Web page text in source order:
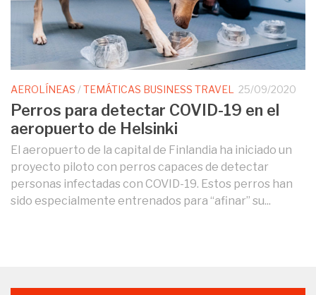
AEROLÍNEAS /TEMÁTICAS BUSINESS TRAVEL 25/09/2020
Perros para detectar COVID-19 en el
aeropuerto de Helsinki
El aeropuerto de la capital de Finlandia ha iniciado un
proyecto piloto con perros capaces de detectar
personas infectadas con COVID-19. Estos perros han
sido especialmente entrenados para “afinar” su...